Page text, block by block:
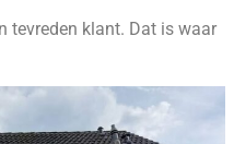
tevreden klant. Dat is waar